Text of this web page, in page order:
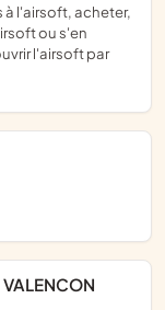
ou s'en
l'airsoft par